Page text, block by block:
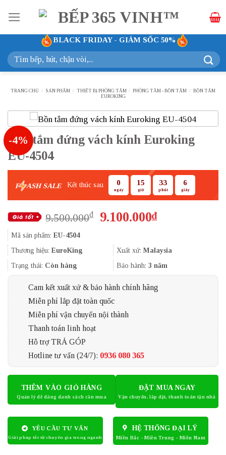
qua
nội
dung
BLACK FRIDAY - GIẢM SỐC 50%
Tìm
kiếm:
TRANG CHỦ / SẢN PHẨM / THIẾT BỊ PHÒNG TẮM / PHÒNG TẮM - BỒN TẮM / BỒN TẮM
EUROKING
-4%
Bồn tắm đứng vách kính Euroking
EU-4504
F ASH SALE Kết thúc sau 0
ngày
15
giờ
33
phút
6
giây
9.500.000₫
Giá
9.500.000₫.
9.100.000₫Giá
là:
9.100.000₫.
Mã sản phẩm: EU-4504
Thương hiệu: EuroKing Xuất xứ: Malaysia
Trạng thái: Còn hàng Bảo hành: 3 năm
Cam kết xuất xứ & bảo hành chính hãng
Miễn phí lắp đặt toàn quốc
Miễn phí vận chuyển nội thành
Thanh toán linh hoạt
Hỗ trợ TRẢ GÓP
Hotline tư vấn (24/7): 0936 080 365
THÊM VÀO GIỎ HÀNG ĐẶT MUA NGAY
YÊU CẦU TƯ VẤN HỆ THỐNG ĐẠI LÝ